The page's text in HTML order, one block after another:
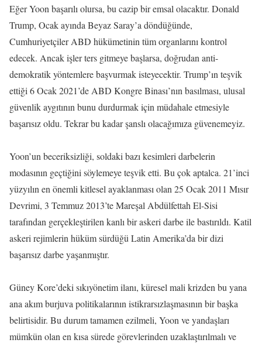
Eğer Yoon başarılı olursa, bu cazip bir emsal olacaktır. Donald
Trump, Ocak ayında Beyaz Saray’a döndüğünde,
Cumhuriyetçiler ABD hükümetinin tüm organlarını kontrol
edecek. Ancak işler ters gitmeye başlarsa, doğrudan anti-
demokratik yöntemlere başvurmak isteyecektir. Trump’ın teşvik
ettiği 6 Ocak 2021’de ABD Kongre Binası’nın basılması, ulusal
güvenlik aygıtının bunu durdurmak için müdahale etmesiyle
başarısız oldu. Tekrar bu kadar şanslı olacağımıza güvenemeyiz.
Yoon’un beceriksizliği, soldaki bazı kesimleri darbelerin
modasının geçtiğini söylemeye teşvik etti. Bu çok aptalca. 21’inci
yüzyılın en önemli kitlesel ayaklanması olan 25 Ocak 2011 Mısır
Devrimi, 3 Temmuz 2013’te Mareşal Abdülfettah El-Sisi
tarafından gerçekleştirilen kanlı bir askeri darbe ile bastırıldı. Katil
askeri rejimlerin hüküm sürdüğü Latin Amerika’da bir dizi
başarısız darbe yaşanmıştır.
Güney Kore’deki sıkıyönetim ilanı, küresel mali krizden bu yana
ana akım burjuva politikalarının istikrarsızlaşmasının bir başka
belirtisidir. Bu durum tamamen ezilmeli, Yoon ve yandaşları
mümkün olan en kısa sürede görevlerinden uzaklaştırılmalı ve